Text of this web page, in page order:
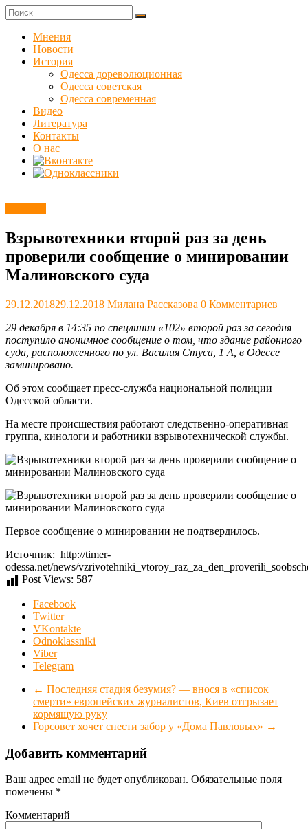
Skip
to
content
Куликовец
Сайт
одесского
сопротивления
Мнения
Новости
История
Одесса дореволюционная
Одесса советская
Одесса современная
Видео
Литература
Контакты
О нас
Взрывотехники второй раз за день
проверили сообщение о минировании
Малиновского суда
29.12.201829.12.2018 Милана Рассказова 0 Комментариев
29 декабря в 14:35 по спецлинии «102» второй раз за сегодня
поступило анонимное сообщение о том, что здание районного
суда, расположенного по ул. Василия Стуса, 1 А, в Одессе
заминировано.
Об этом сообщает пресс-служба национальной полиции
Одесской области.
На месте происшествия работают следственно-оперативная
группа, кинологи и работники взрывотехнической службы.
Первое сообщение о минировании не подтвердилось.
Источник: http://timer-
odessa.net/news/
Post Views: 587
Facebook
Twitter
VKontakte
Odnoklassniki
Viber
Telegram
← Последняя стадия безумия? — внося в «список
смерти» европейских журналистов, Киев отгрызает
кормящую руку
Горсовет хочет снести забор у «Дома Павловых» →
Добавить комментарий
Ваш адрес email не будет опубликован. Обязательные поля
помечены *
Комментарий